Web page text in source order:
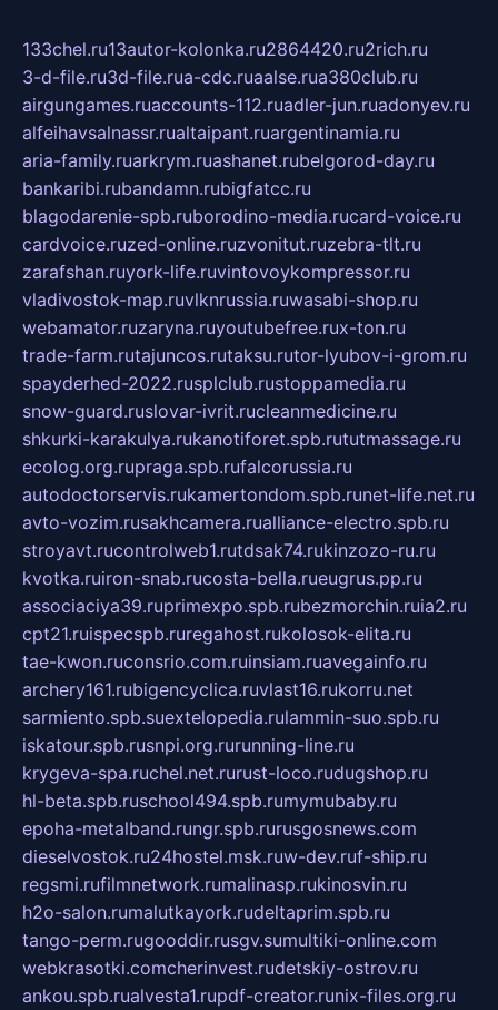
133chel.ru13autor-kolonka.ru2864420.ru2rich.ru
3-d-file.ru3d-file.rua-cdc.ruaalse.rua380club.ru
airgungames.ruaccounts-112.ruadler-jun.ruadonyev.ru
alfeihavsalnassr.rualtaipant.ruargentinamia.ru
aria-family.ruarkrym.ruashanet.rubelgorod-day.ru
bankaribi.rubandamn.rubigfatcc.ru
blagodarenie-spb.ruborodino-media.rucard-voice.ru
cardvoice.ruzed-online.ruzvonitut.ruzebra-tlt.ru
zarafshan.ruyork-life.ruvintovoykompressor.ru
vladivostok-map.ruvlknrussia.ruwasabi-shop.ru
webamator.ruzaryna.ruyoutubefree.rux-ton.ru
trade-farm.rutajuncos.rutaksu.rutor-lyubov-i-grom.ru
spayderhed-2022.rusplclub.rustoppamedia.ru
snow-guard.ruslovar-ivrit.rucleanmedicine.ru
shkurki-karakulya.rukanotiforet.spb.rututmassage.ru
ecolog.org.rupraga.spb.rufalcorussia.ru
autodoctorservis.rukamertondom.spb.runet-life.net.ru
avto-vozim.rusakhcamera.rualliance-electro.spb.ru
stroyavt.rucontrolweb1.rutdsak74.rukinzozo-ru.ru
kvotka.ruiron-snab.rucosta-bella.rueugrus.pp.ru
associaciya39.ruprimexpo.spb.rubezmorchin.ruia2.ru
cpt21.ruispecspb.ruregahost.rukolosok-elita.ru
tae-kwon.ruconsrio.com.ruinsiam.ruavegainfo.ru
archery161.rubigencyclica.ruvlast16.rukorru.net
sarmiento.spb.suextelopedia.rulammin-suo.spb.ru
iskatour.spb.rusnpi.org.rurunning-line.ru
krygeva-spa.ruchel.net.rurust-loco.rudugshop.ru
hl-beta.spb.ruschool494.spb.rumymubaby.ru
epoha-metalband.rungr.spb.rurusgosnews.com
dieselvostok.ru24hostel.msk.ruw-dev.ruf-ship.ru
regsmi.rufilmnetwork.rumalinasp.rukinosvin.ru
h2o-salon.rumalutkayork.rudeltaprim.spb.ru
tango-perm.rugooddir.rusgv.sumultiki-online.com
webkrasotki.comcherinvest.rudetskiy-ostrov.ru
ankou.spb.rualvesta1.rupdf-creator.runix-files.org.ru